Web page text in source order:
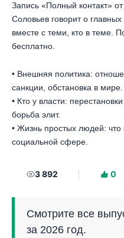
Запись «Полный контакт»
Соловьев говорит о
вместе с теми, кто в теме.
бесплатно.
• Внешняя политика:
санкции, обстановка в мире.
• Кто у власти:
борьба элит.
• Жизнь простых людей: что
социальной сфере.
3 892 0
Смотрите все
за 2026 год.